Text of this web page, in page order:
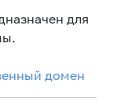
для
домен